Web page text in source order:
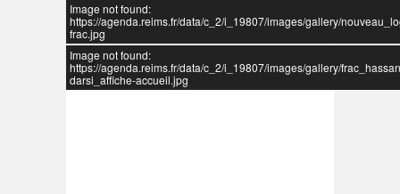
Image not found:
https://agenda.reims.fr/data/c_2/i_19807/images/gallery/
frac.jpg
Image not found:
https://agenda.reims.fr/data/c_2/i_19807/images/gallery/
darsi_affiche-accueil.jpg